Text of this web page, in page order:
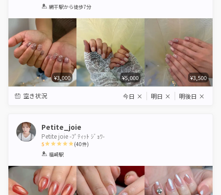
1 2 3 4 5
網干駅から徒歩7分
¥3,000 ¥5,000 ¥3,500
空き状況 今日 × 明日 × 明後日 ×
Petite_joie
Petite joie -ﾌﾟﾃｨｯﾄ ｼﾞｮﾜ-
5
1 2 3 4
(40件)
福崎駅